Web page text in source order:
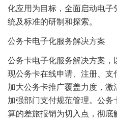
化应用为目标，全面启动电
统及标准的研制和探索。
公务卡电子化服务解决方案
公务卡电子化服务解决方案
现公务卡在线申请、注册、支
加大公务卡推广覆盖力度，激
加强部门支付规范管理。公
算的差旅报销为切入点，彻底